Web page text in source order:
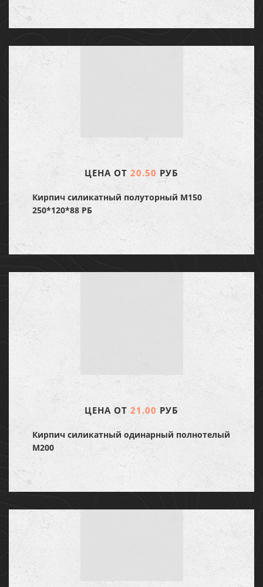
ЦЕНА ОТ 20.50 РУБ
Кирпич силикатный полуторный М150
250*120*88 РБ
ЦЕНА ОТ21.00РУБ
Кирпич силикатный одинарный полнотелый
М200